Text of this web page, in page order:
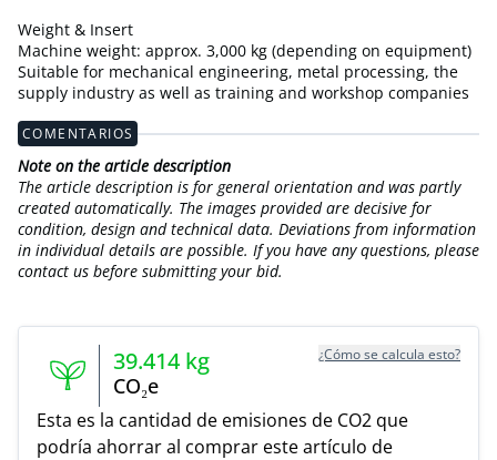
Weight & Insert
Machine weight: approx. 3,000 kg (depending on equipment)
Suitable for mechanical engineering, metal processing, the
supply industry as well as training and workshop companies
COMENTARIOS
Note on the article description
The article description is for general orientation and was partly
created automatically. The images provided are decisive for
condition, design and technical data. Deviations from information
in individual details are possible. If you have any questions, please
contact us before submitting your bid.
39.414 kg
CO₂e
¿Cómo se calcula esto?
Esta es la cantidad de emisiones de CO2 que
podría ahorrar al comprar este artículo de